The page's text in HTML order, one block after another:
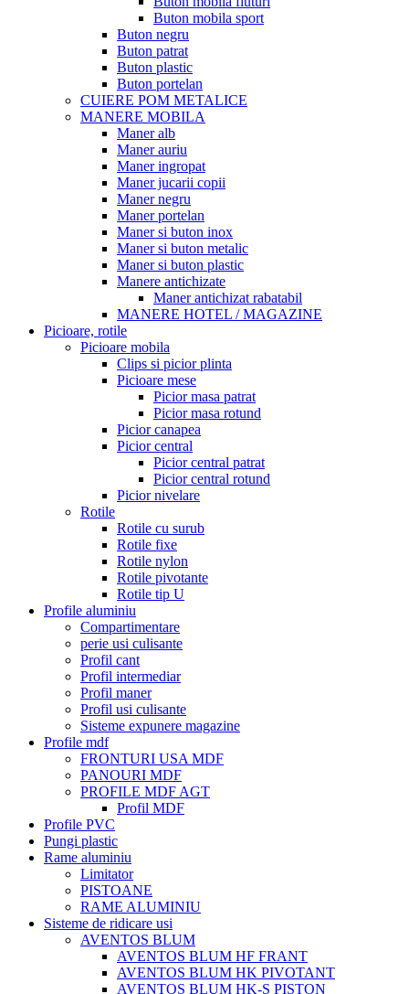
Buton mobila sport
Buton negru
Buton patrat
Buton plastic
Buton portelan
CUIERE POM METALICE
MANERE MOBILA
Maner alb
Maner auriu
Maner ingropat
Maner jucarii copii
Maner negru
Maner portelan
Maner si buton inox
Maner si buton metalic
Maner si buton plastic
Manere antichizate
Maner antichizat rabatabil
MANERE HOTEL / MAGAZINE
Picioare, rotile
Picioare mobila
Clips si picior plinta
Picioare mese
Picior masa patrat
Picior masa rotund
Picior canapea
Picior central
Picior central patrat
Picior central rotund
Picior nivelare
Rotile
Rotile cu surub
Rotile fixe
Rotile nylon
Rotile pivotante
Rotile tip U
Profile aluminiu
Compartimentare
perie usi culisante
Profil cant
Profil intermediar
Profil maner
Profil usi culisante
Sisteme expunere magazine
Profile mdf
FRONTURI USA MDF
PANOURI MDF
PROFILE MDF AGT
Profil MDF
Profile PVC
Pungi plastic
Rame aluminiu
Limitator
PISTOANE
RAME ALUMINIU
Sisteme de ridicare usi
AVENTOS BLUM
AVENTOS BLUM HF FRANT
AVENTOS BLUM HK PIVOTANT
AVENTOS BLUM HK-S PISTON